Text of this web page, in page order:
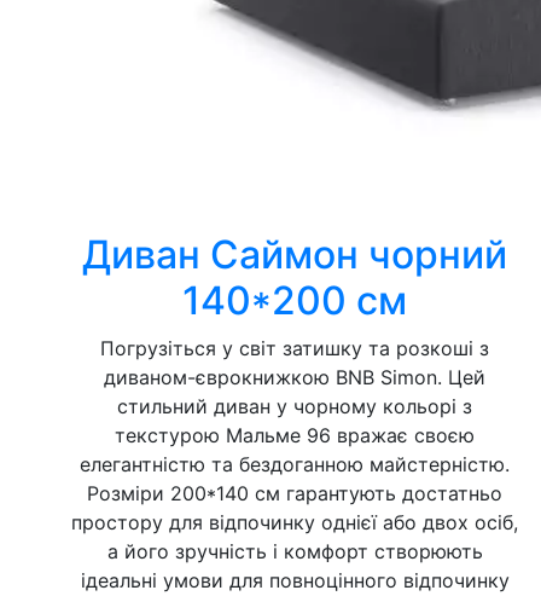
Диван Саймон чорний
140*200 см
Погрузіться у світ затишку та розкоші з
диваном-єврокнижкою BNB Simon. Цей
стильний диван у чорному кольорі з
текстурою Мальме 96 вражає своєю
елегантністю та бездоганною майстерністю.
Розміри 200*140 см гарантують достатньо
простору для відпочинку однієї або двох осіб,
а його зручність і комфорт створюють
ідеальні умови для повноцінного відпочинку